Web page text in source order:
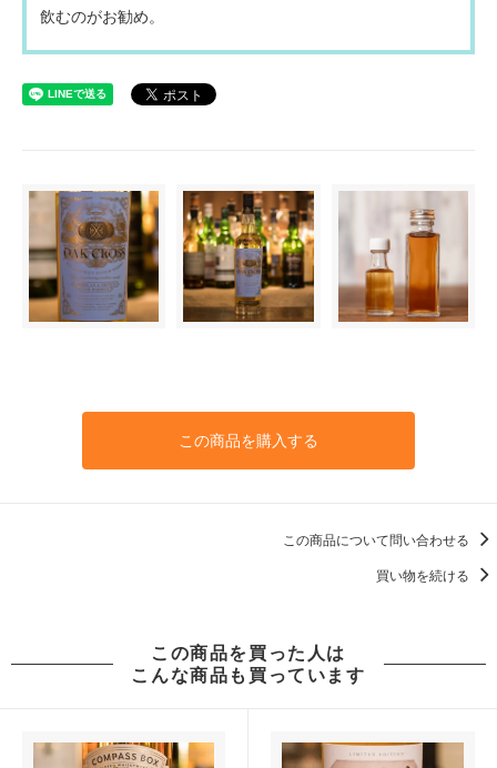
飲むのがお勧め。
この商品を購入する
この商品について問い合わせる
買い物を続ける
この商品を買った人は
こんな商品も買っています